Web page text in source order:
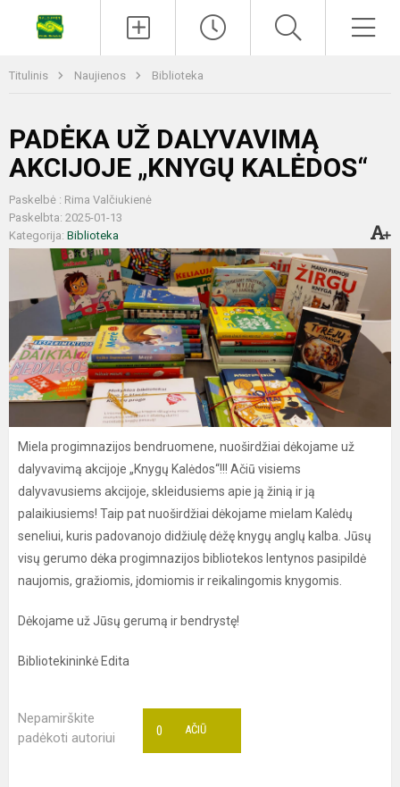
Titulinis Naujienos Biblioteka
PADĖKA UŽ DALYVAVIMĄ
AKCIJOJE „KNYGŲ KALĖDOS“
Paskelbė : Rima Valčiukienė
Paskelbta: 2025-01-13
Kategorija: Biblioteka
Miela progimnazijos bendruomene, nuoširdžiai dėkojame už
dalyvavimą akcijoje „Knygų Kalėdos“!!! Ačiū visiems
dalyvavusiems akcijoje, skleidusiems apie ją žinią ir ją
palaikiusiems! Taip pat nuoširdžiai dėkojame mielam Kalėdų
seneliui, kuris padovanojo didžiulę dėžę knygų anglų kalba. Jūsų
visų gerumo dėka progimnazijos bibliotekos lentynos pasipildė
naujomis, gražiomis, įdomiomis ir reikalingomis knygomis.
Dėkojame už Jūsų gerumą ir bendrystę!
Bibliotekininkė Edita
Nepamirškite
padėkoti autoriui
AČIŪ
0